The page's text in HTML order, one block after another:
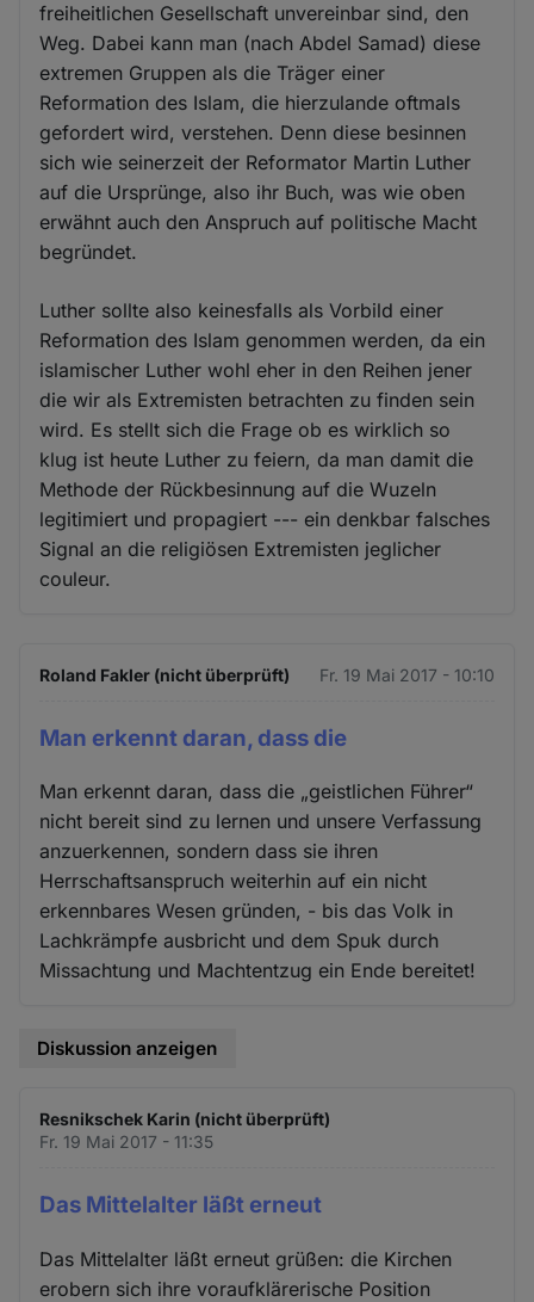
freiheitlichen Gesellschaft unvereinbar sind, den
Weg. Dabei kann man (nach Abdel Samad) diese
extremen Gruppen als die Träger einer
Reformation des Islam, die hierzulande oftmals
gefordert wird, verstehen. Denn diese besinnen
sich wie seinerzeit der Reformator Martin Luther
auf die Ursprünge, also ihr Buch, was wie oben
erwähnt auch den Anspruch auf politische Macht
begründet.
Luther sollte also keinesfalls als Vorbild einer
Reformation des Islam genommen werden, da ein
islamischer Luther wohl eher in den Reihen jener
die wir als Extremisten betrachten zu finden sein
wird. Es stellt sich die Frage ob es wirklich so
klug ist heute Luther zu feiern, da man damit die
Methode der Rückbesinnung auf die Wuzeln
legitimiert und propagiert --- ein denkbar falsches
Signal an die religiösen Extremisten jeglicher
couleur.
Roland Fakler (nicht überprüft) Fr. 19 Mai 2017 - 10:10
Man erkennt daran, dass die
Man erkennt daran, dass die „geistlichen Führer“
nicht bereit sind zu lernen und unsere Verfassung
anzuerkennen, sondern dass sie ihren
Herrschaftsanspruch weiterhin auf ein nicht
erkennbares Wesen gründen, - bis das Volk in
Lachkrämpfe ausbricht und dem Spuk durch
Missachtung und Machtentzug ein Ende bereitet!
Diskussion anzeigen
Resnikschek Karin (nicht überprüft)
Fr. 19 Mai 2017 - 11:35
Das Mittelalter läßt erneut
Das Mittelalter läßt erneut grüßen: die Kirchen
erobern sich ihre voraufklärerische Position